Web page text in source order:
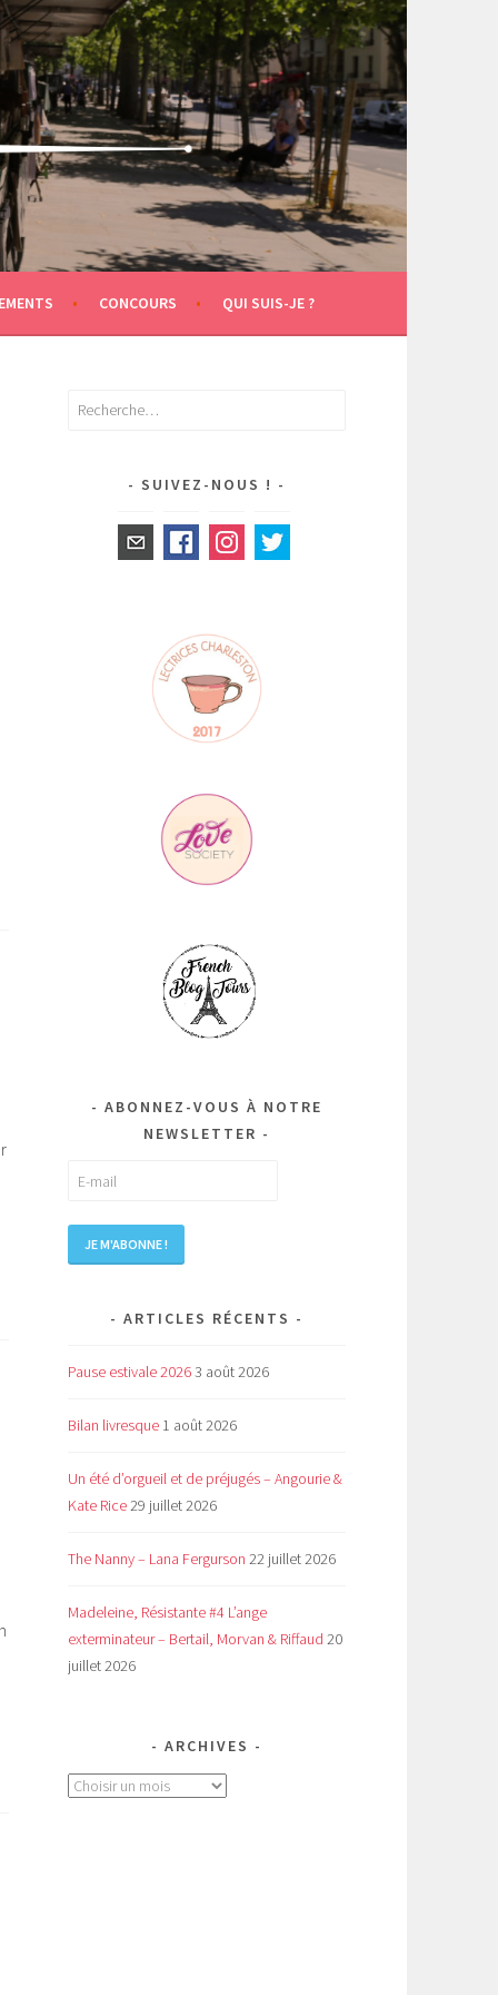
CONCOURS QUI SUIS-JE ?
Rechercher :
SUIVEZ-NOUS !
ABONNEZ-VOUS À NOTRE
NEWSLETTER
ARTICLES RÉCENTS
Pause estivale 20263 août 2026
Bilan livresque 1 août 2026
Un été d’orgueil et de préjugés – Angourie &
Kate Rice29 juillet 2026
The Nanny – Lana Fergurson 22 juillet 2026
Madeleine, Résistante #4 L’ange
exterminateur – Bertail, Morvan & Riffaud 20
juillet 2026
ARCHIVES
Archives